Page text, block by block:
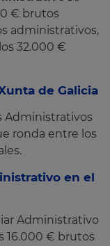
€ brutos
administrativos,
32.000 €
de Galicia
Administrativos
ronda entre los
en el
Administrativo
16.000 € brutos